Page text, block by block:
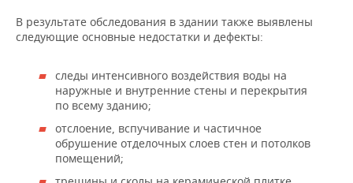
В результате обследования в здании также выявлены
следующие основные недостатки и дефекты:
следы интенсивного воздействия воды на
наружные и внутренние стены и перекрытия
по всему зданию;
отслоение, вспучивание и частичное
обрушение отделочных слоев стен и потолков
помещений;